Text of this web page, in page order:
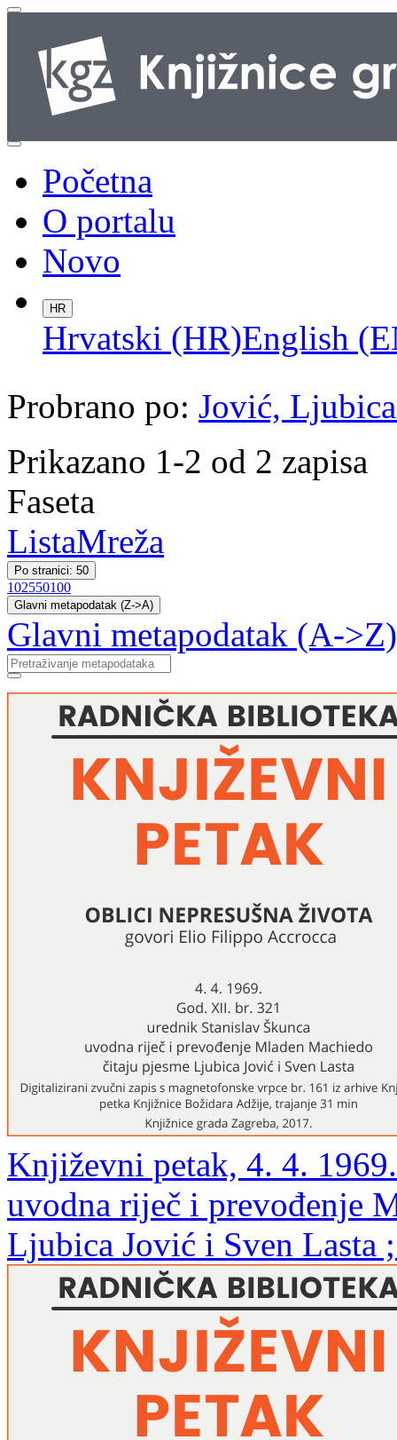
Početna
O portalu
Novo
HR
Hrvatski (HR)English
Probrano po: Jović,
Prikazano 1-2 od 2 zapisa
Faseta
ListaMreža
Po stranici: 50
102550100
Glavni metapodatak (Z->A)
Glavni metapodatak (A->Z)
Književni petak, 4. 4.
uvodna riječ i prevođenje
Ljubica Jović i Sven Lasta